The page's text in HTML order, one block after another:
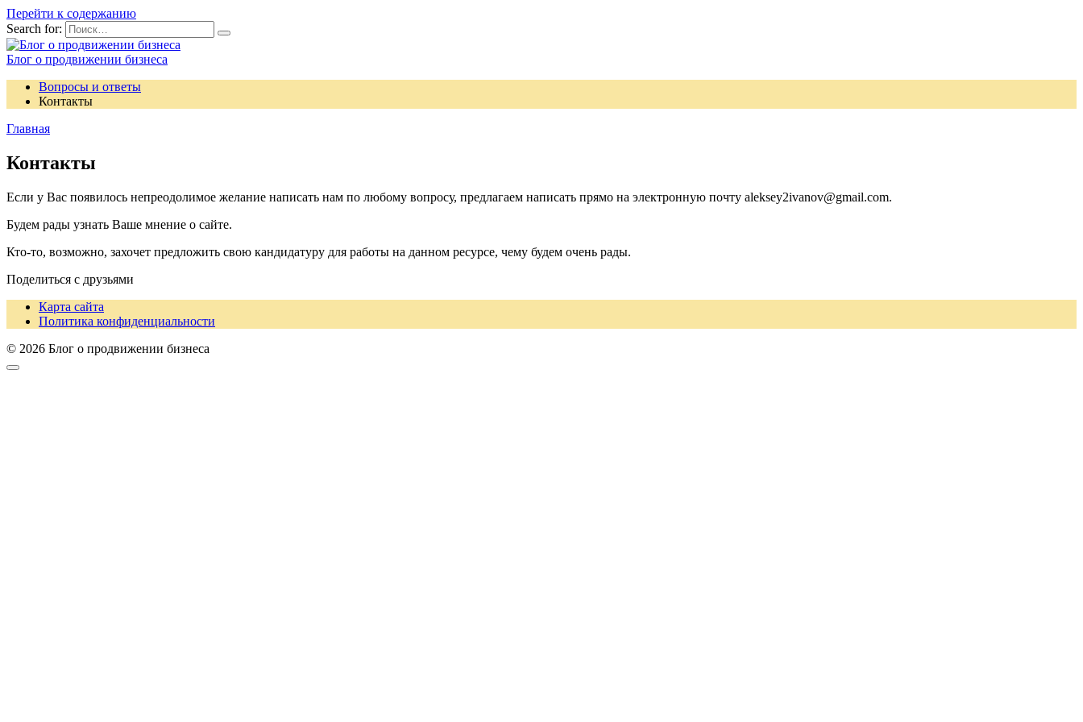
Перейти к содержанию
Search for:
Блог о продвижении бизнеса
Вопросы и ответы
Контакты
Главная
Контакты
Если у Вас появилось непреодолимое желание написать нам по любому вопросу, предлагаем написать прямо на электронную почту aleksey2ivanov@gmail.com.
Будем рады узнать Ваше мнение о сайте.
Кто-то, возможно, захочет предложить свою кандидатуру для работы на данном ресурсе, чему будем очень рады.
Поделиться с друзьями
Карта сайта
Политика конфиденциальности
© 2026 Блог о продвижении бизнеса